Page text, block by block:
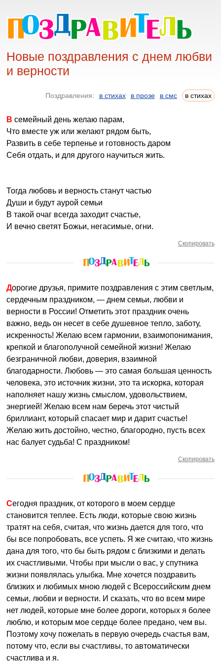
Новые поздравления с днем любви
и верности
Поздравления: в стихах в прозе в смс в стихах
В семейный день желаю парам,
Что вместе уж или желают рядом быть,
Развить в себе терпенье и готовность даром
Себя отдать, и для другого научиться жить.
Тогда любовь и верность станут частью
Души и будут аурой семьи
В такой очаг всегда заходит счастье,
И вечно светят Божьи, негасимые, огни.
Скопировать
Дорогие друзья, примите поздравления с этим светлым,
сердечным праздником, — днем семьи, любви и
верности в России! Отметить этот праздник очень
важно, ведь он несет в себе душевное тепло, заботу,
искренность! Желаю всем гармонии, взаимопонимания,
крепкой и благополучной семейной жизни! Желаю
безграничной любви, доверия, взаимной
благодарности. Любовь — это самая большая ценность
человека, это источник жизни, это та искорка, которая
наполняет нашу жизнь смыслом, удовольствием,
энергией! Желаю всем нам беречь этот чистый
бриллиант, который спасает мир и дарит счастье!
Желаю жить достойно, честно, благородно, пусть всех
нас балует судьба! С праздником!
Скопировать
Сегодня праздник, от которого в моем сердце
становится теплее. Есть люди, которые свою жизнь
тратят на себя, считая, что жизнь дается для того, что
бы все попробовать, все успеть. Я же считаю, что жизнь
дана для того, что бы быть рядом с близкими и делать
их счастливыми. Чтобы при мысли о вас, у спутника
жизни появлялась улыбка. Мне хочется поздравить
близких и любимых мною людей с Всероссийским днем
семьи, любви и верности. И сказать, что во всем мире
нет людей, которые мне более дороги, которых я более
люблю, и которым мое сердце более предано, чем вы.
Поэтому хочу пожелать в первую очередь счастья вам,
потому что, если вы счастливы, то автоматически
счастлива и я.